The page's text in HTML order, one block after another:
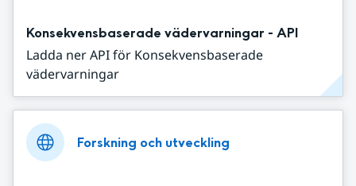
Konsekvensbaserade vädervarningar - API
Ladda ner API för Konsekvensbaserade
vädervarningar
Forskning och utveckling